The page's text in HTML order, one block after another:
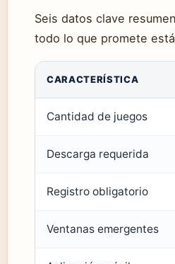
Seis datos clave
todo lo que promete
CARACTERÍSTICA
Cantidad de juegos
Descarga requerida
Registro obligatorio
Ventanas emergentes